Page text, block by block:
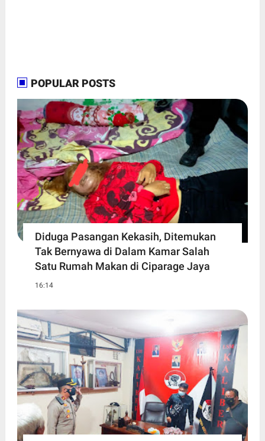
POPULAR POSTS
Diduga Pasangan Kekasih, Ditemukan
Tak Bernyawa di Dalam Kamar Salah
Satu Rumah Makan di Ciparage Jaya
16:14